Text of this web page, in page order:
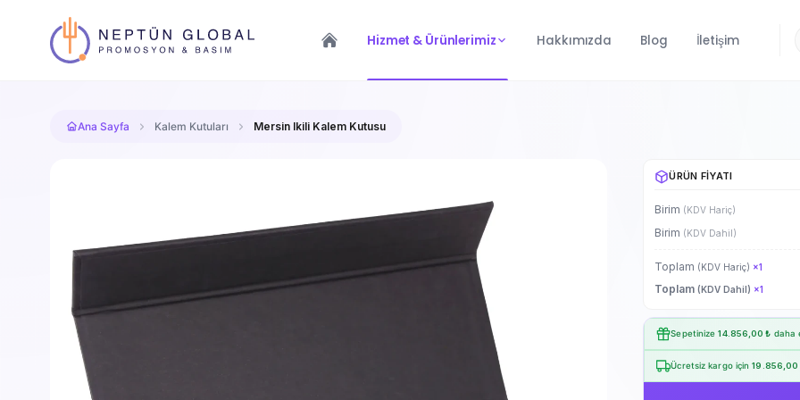
Hizmet & Ürünlerimiz Hakkımızda Blog İletişim
Ana Sayfa Kalem Kutuları Mersin Ikili Kalem Kutusu
ÜRÜN FIYATI
Birim (KDV Hariç)
Birim (KDV Dahil)
Toplam (KDV Hariç) ×1
Toplam(KDV Dahil) ×1
Sepetinize14.856,00 ₺ daha
Ücretsiz kargo için19.856,00